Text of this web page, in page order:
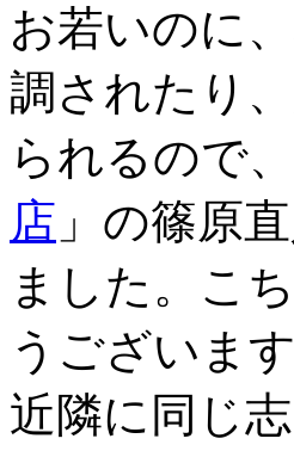
お若いのに
調されたり
られるので
店 」の篠原
ました。こ
うございます
近隣に同じ